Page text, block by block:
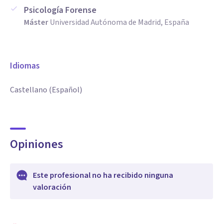
Psicología Forense
MásterUniversidad Autónoma de Madrid, España
Idiomas
Castellano (Español)
Opiniones
Este profesional no ha recibido ninguna
valoración